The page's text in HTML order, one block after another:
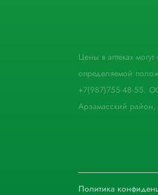
Цены в аптеках
определяемой
+7(987)755-48-55.
Арзамасский
Политика